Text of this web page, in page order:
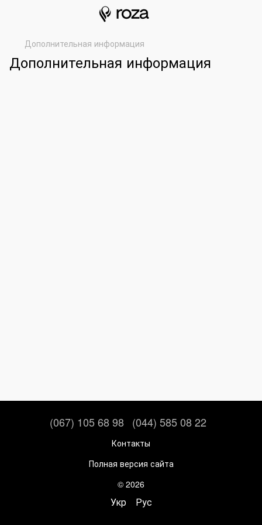
Дополнительная информация
Дополнительная информация
(067) 105 68 98 (044) 585 08 22
Контакты
Полная версия сайта
© 2026
Укр Рус